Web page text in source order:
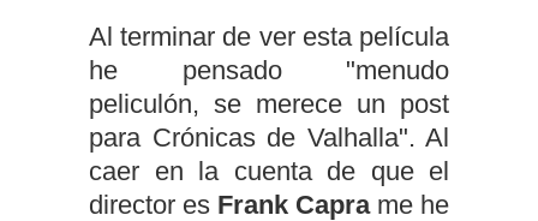
Al terminar de ver esta película
he pensado "menudo
peliculón, se merece un post
para Crónicas de Valhalla". Al
caer en la cuenta de que el
director es Frank Caprame he